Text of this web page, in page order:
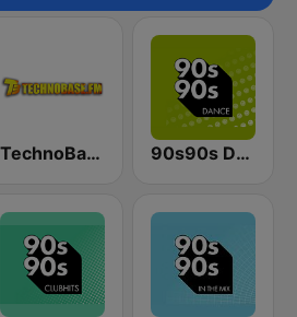
TechnoBase.FM 90s90s Dance